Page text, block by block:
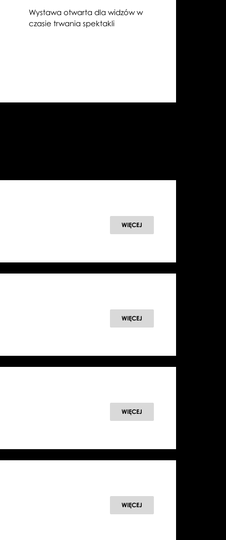
Wystawa otwarta dla widzów w
czasie trwania spektakli
WIĘCEJ
WIĘCEJ
WIĘCEJ
WIĘCEJ